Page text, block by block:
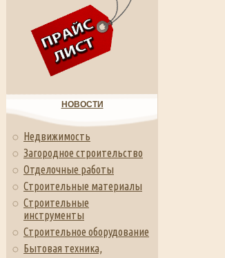
НОВОСТИ
Недвижимость
Загородное строительство
Отделочные работы
Строительные материалы
Строительные
инструменты
Строительное оборудование
Бытовая техника,